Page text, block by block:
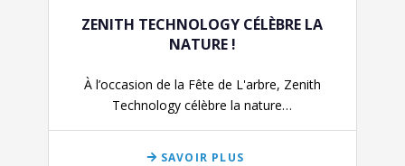
ZENITH TECHNOLOGY CÉLÈBRE LA
NATURE !
À l’occasion de la Fête de L'arbre, Zenith
Technology célèbre la nature…
SAVOIR PLUS